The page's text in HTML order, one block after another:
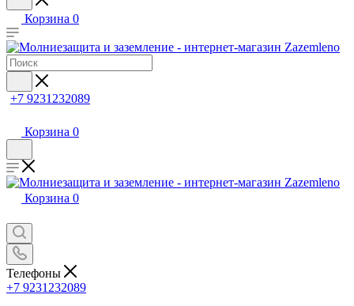
Корзина 0
+7 9231232089
Корзина 0
Корзина 0
Телефоны
+7 9231232089